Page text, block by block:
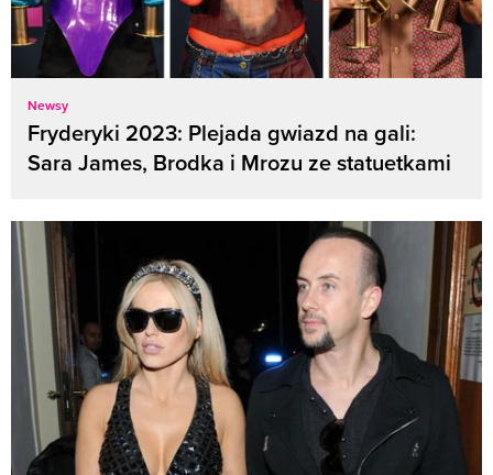
Newsy
Fryderyki 2023: Plejada gwiazd na gali:
Sara James, Brodka i Mrozu ze statuetkami